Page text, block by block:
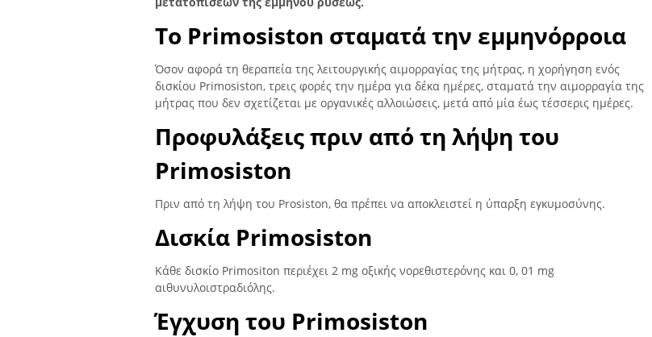
Το Primosiston σταματά την εμμηνόρροια
Όσον αφορά τη θεραπεία της λειτουργικής αιμορραγίας της μήτρας, η χορήγηση ενός
δισκίου Primosiston, τρεις φορές την ημέρα για δέκα ημέρες, σταματά την αιμορραγία της
μήτρας που δεν σχετίζεται με οργανικές αλλοιώσεις, μετά από μία έως τέσσερις ημέρες.
Προφυλάξεις πριν από τη λήψη του
Primosiston
Πριν από τη λήψη του Prosiston, θα πρέπει να αποκλειστεί η ύπαρξη εγκυμοσύνης.
Δισκία Primosiston
Κάθε δισκίο Primositon περιέχει 2 mg οξικής νορεθιστερόνης και 0, 01 mg
αιθυνυλοιστραδιόλης.
Έγχυση του Primosiston